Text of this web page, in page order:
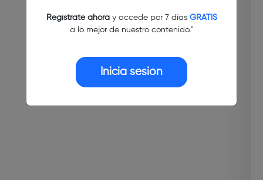
Regístrate ahoray accede por 7 días GRATIS
a lo mejor de nuestro contenido."
Inicia sesión